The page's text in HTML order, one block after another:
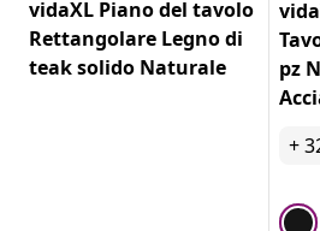
vidaXL Piano del tavolo
Rettangolare Legno di
teak solido Naturale
pz
+